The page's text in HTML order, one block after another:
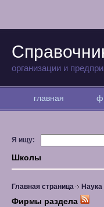
организации и
главная
Я ищу:
Школы
Главная страница Наука
Фирмы раздела